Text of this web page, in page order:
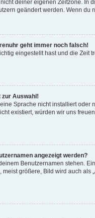
deiner eigenen Zeitzone. In
geändert werden. Wenn du
geht immer noch falsch!
eingestellt hast und die Zeit
zur Auswahl!
Sprache nicht installiert
existiert, würden wir uns
angezeigt werden?
Benutzernamen stehen.
größere, Bild wird auch